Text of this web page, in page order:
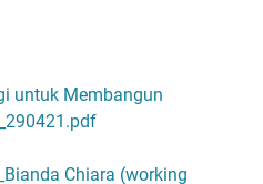
untuk Membangun
Chiara (working